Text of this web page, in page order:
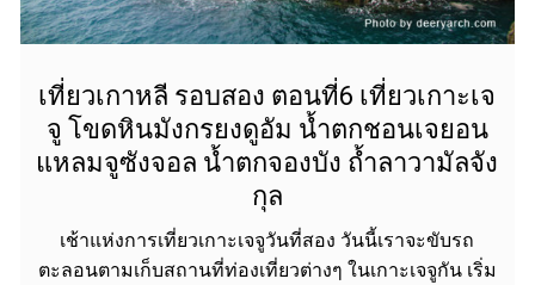
เที่ยวเกาหลี รอบสอง ตอนที่6 เที่ยวเกาะเจ
จู โขดหินมังกรยงดูอัม น้ำตกชอนเจยอน
แหลมจูซังจอล น้ำตกจองบัง ถ้ำลาวามัลจัง
กุล
เช้าแห่งการเที่ยวเกาะเจจูวันที่สอง วันนี้เราจะขับรถ
ตะลอนตามเก็บสถานที่ท่องเที่ยวต่างๆ ในเกาะเจจูกัน เริ่ม